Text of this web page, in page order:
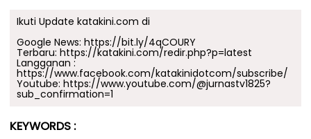
Ikuti Update katakini.com di
Google News: https://bit.ly/4qCOURY
Terbaru: https://katakini.com/redir.php?p=latest
Langganan :
https://www.facebook.com/katakinidotcom/subscribe/
Youtube: https://www.youtube.com/@jurnastv1825?
sub_confirmation=1
KEYWORDS :